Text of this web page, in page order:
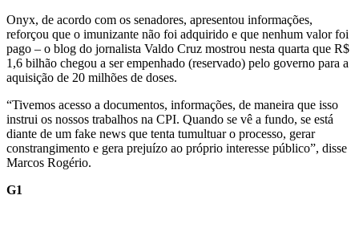
Onyx, de acordo com os senadores, apresentou informações,
reforçou que o imunizante não foi adquirido e que nenhum valor foi
pago – o blog do jornalista Valdo Cruz mostrou nesta quarta que R$
1,6 bilhão chegou a ser empenhado (reservado) pelo governo para a
aquisição de 20 milhões de doses.
“Tivemos acesso a documentos, informações, de maneira que isso
instrui os nossos trabalhos na CPI. Quando se vê a fundo, se está
diante de um fake news que tenta tumultuar o processo, gerar
constrangimento e gera prejuízo ao próprio interesse público”, disse
Marcos Rogério.
G1